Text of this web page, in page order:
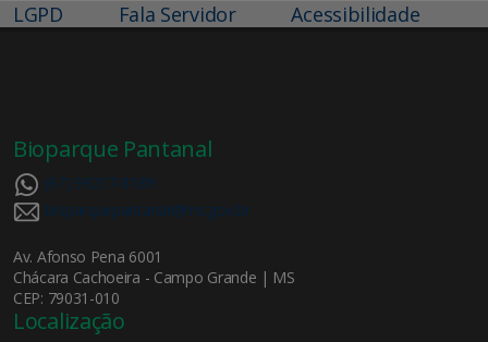
LGPD Fala Servidor Acessibilidade
Bioparque Pantanal
(67) 99217-8189
bioparquepantanal@ms.gov.br
Av. Afonso Pena 6001
Chácara Cachoeira - Campo Grande | MS
CEP: 79031-010
Localização